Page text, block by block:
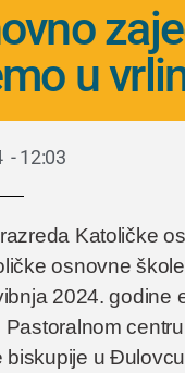
u
-12:03
Katoličke
osnovne
2024. godine
Pastoralnom
biskupije u